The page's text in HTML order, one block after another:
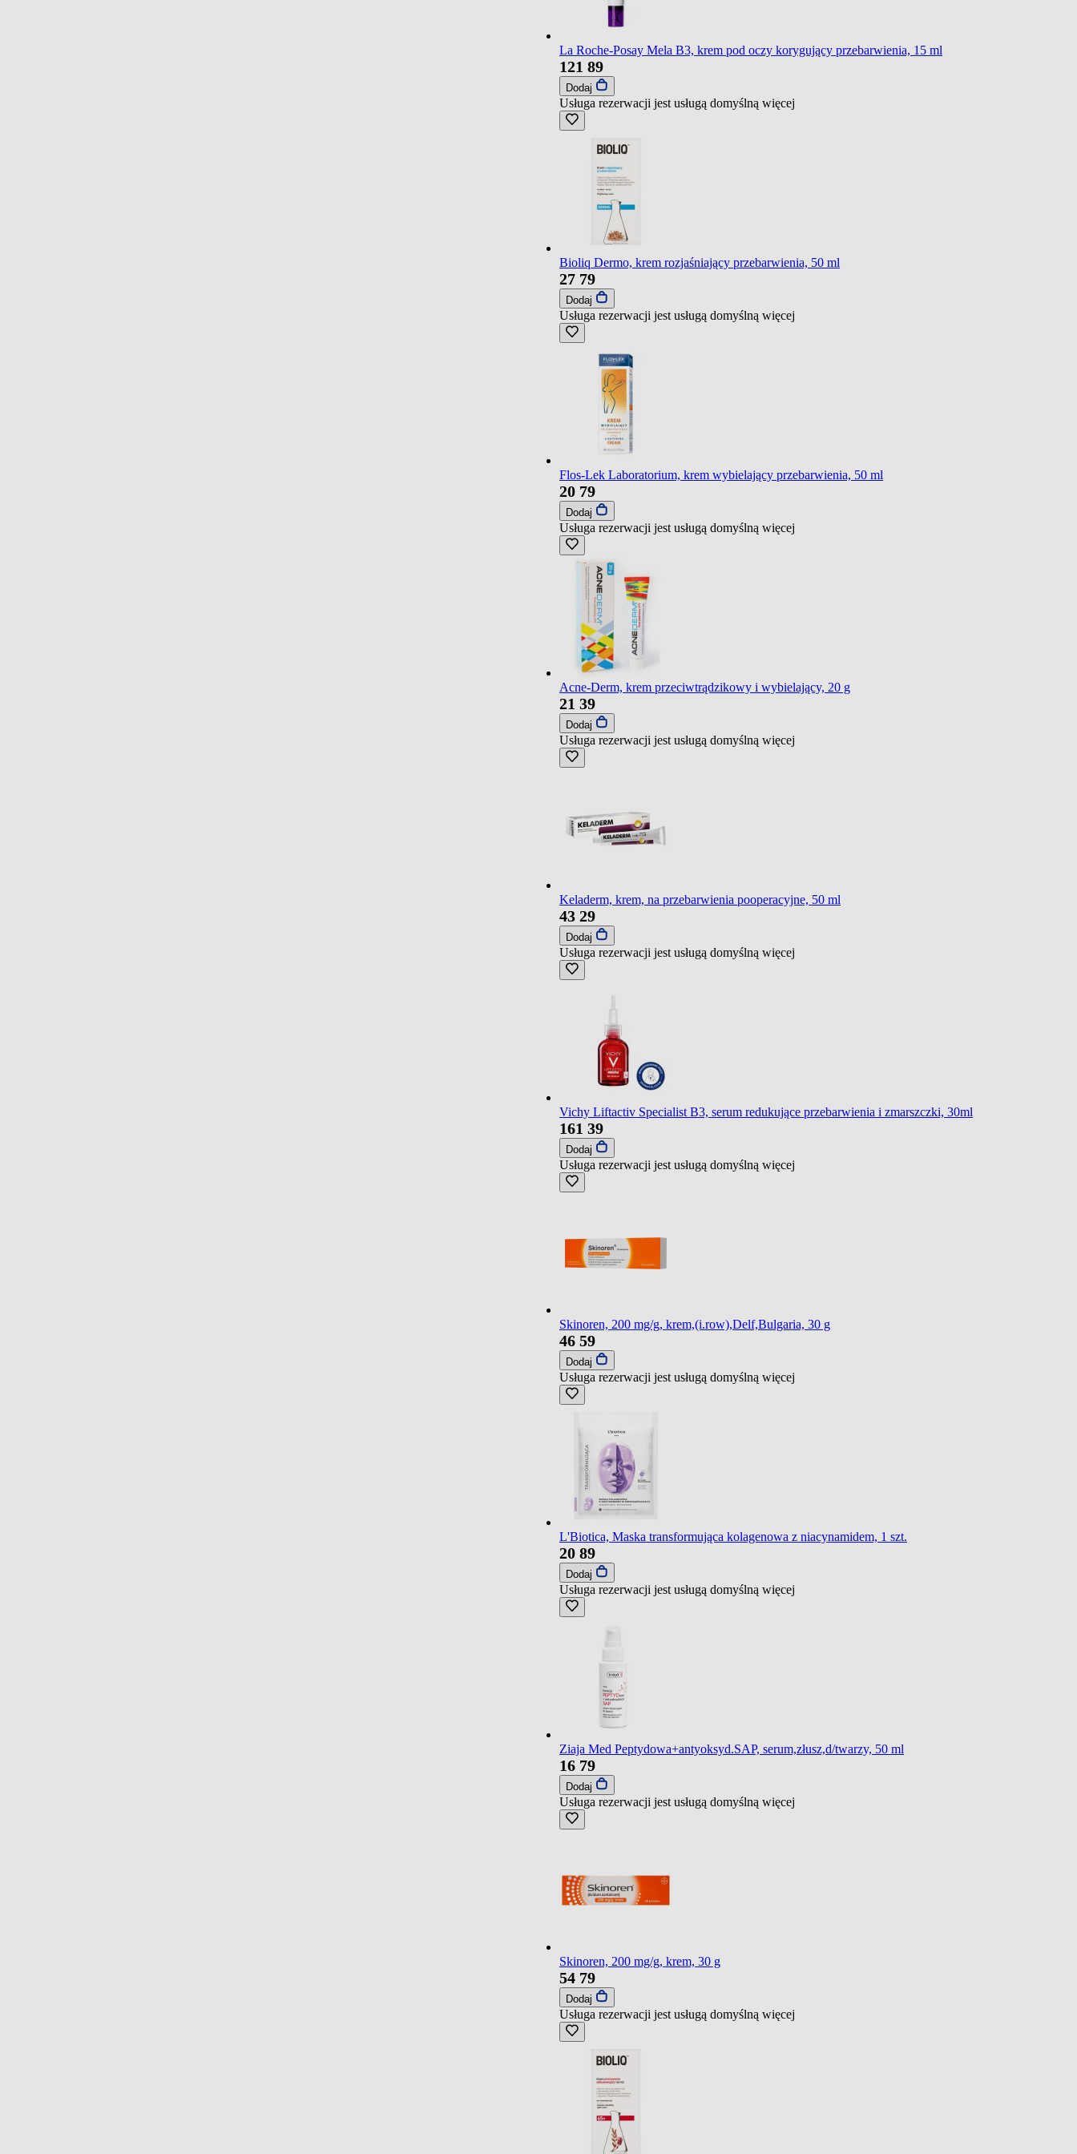
La Roche-Posay Mela B3, krem pod oczy korygujący przebarwienia, 15 ml
121 89
Dodaj
Usługa rezerwacji jest usługą domyślną więcej
Bioliq Dermo, krem rozjaśniający przebarwienia, 50 ml
27 79
Dodaj
Usługa rezerwacji jest usługą domyślną więcej
Flos-Lek Laboratorium, krem wybielający przebarwienia, 50 ml
20 79
Dodaj
Usługa rezerwacji jest usługą domyślną więcej
Acne-Derm, krem przeciwtrądzikowy i wybielający, 20 g
21 39
Dodaj
Usługa rezerwacji jest usługą domyślną więcej
Keladerm, krem, na przebarwienia pooperacyjne, 50 ml
43 29
Dodaj
Usługa rezerwacji jest usługą domyślną więcej
Vichy Liftactiv Specialist B3, serum redukujące przebarwienia i zmarszczki, 30ml
161 39
Dodaj
Usługa rezerwacji jest usługą domyślną więcej
Skinoren, 200 mg/g, krem,(i.row),Delf,Bulgaria, 30 g
46 59
Dodaj
Usługa rezerwacji jest usługą domyślną więcej
L'Biotica, Maska transformująca kolagenowa z niacynamidem, 1 szt.
20 89
Dodaj
Usługa rezerwacji jest usługą domyślną więcej
Ziaja Med Peptydowa+antyoksyd.SAP, serum,złusz,d/twarzy, 50 ml
16 79
Dodaj
Usługa rezerwacji jest usługą domyślną więcej
Skinoren, 200 mg/g, krem, 30 g
54 79
Dodaj
Usługa rezerwacji jest usługą domyślną więcej